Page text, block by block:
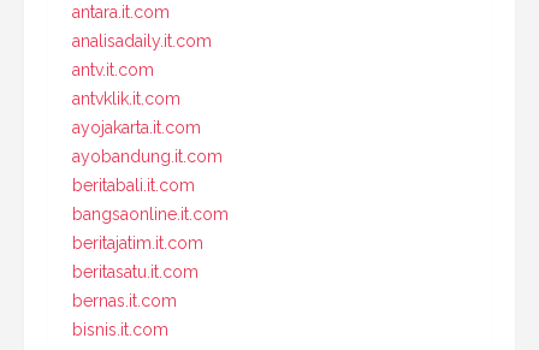
antara.it.com
analisadaily.it.com
antv.it.com
antvklik.it.com
ayojakarta.it.com
ayobandung.it.com
beritabali.it.com
bangsaonline.it.com
beritajatim.it.com
beritasatu.it.com
bernas.it.com
bisnis.it.com